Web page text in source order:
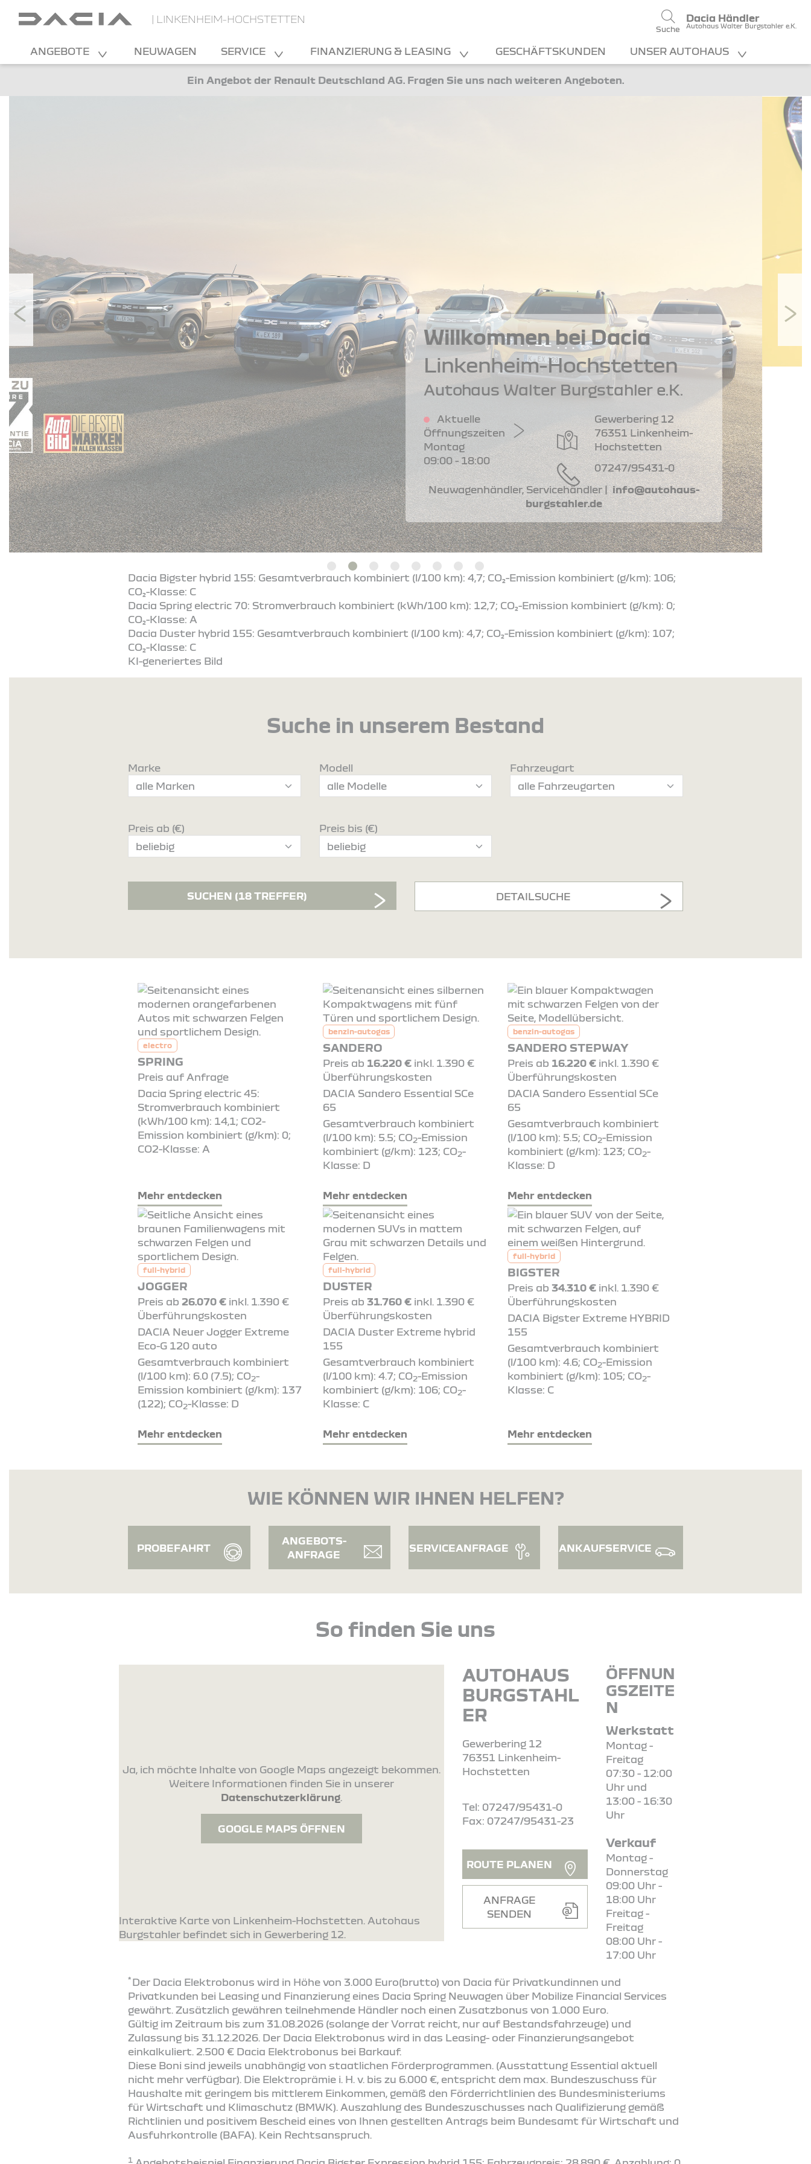
| LINKENHEIM-HOCHSTETTEN
Suche
Dacia Händler
Autohaus Walter Burgstahler e.K.
ANGEBOTE NEUWAGEN SERVICE FINANZIERUNG & LEASING GESCHÄFTSKUNDEN UNSER AUTOHAUS
Ein Angebot der Renault Deutschland AG. Fragen Sie uns nach weiteren Angeboten.
FAHRZEUGBESTAND
Dacia Bigster hybrid 155: Gesamtverbrauch kombiniert (l/100 km): 4,7; CO₂-Emission kombiniert (g/km): 106;
CO₂-Klasse: C
Dacia Spring electric 70: Stromverbrauch kombiniert (kWh/100 km): 12,7; CO₂-Emission kombiniert (g/km): 0;
CO₂-Klasse: A
Dacia Duster hybrid 155: Gesamtverbrauch kombiniert (l/100 km): 4,7; CO₂-Emission kombiniert (g/km): 107;
CO₂-Klasse: C
KI-generiertes Bild
Suche in unserem Bestand
Marke Modell Fahrzeugart
Preis ab (€) Preis bis (€)
SUCHEN (18 TREFFER) DETAILSUCHE
electro
SPRING
Preis auf Anfrage
Dacia Spring electric 45:
Stromverbrauch kombiniert
(kWh/100 km): 14,1; CO2-
Emission kombiniert (g/km): 0;
CO2-Klasse: A
Mehr entdecken
benzin-autogas
SANDERO
Preis ab 16.220 €inkl. 1.390 €
Überführungskosten
DACIA Sandero Essential SCe
65
Gesamtverbrauch kombiniert
(l/100 km): 5.5; CO2-Emission
kombiniert (g/km): 123; CO2-
Klasse: D
Mehr entdecken
benzin-autogas
SANDERO STEPWAY
Preis ab 16.220 € inkl. 1.390 €
Überführungskosten
DACIA Sandero Essential SCe
65
Gesamtverbrauch kombiniert
(l/100 km): 5.5; CO2-Emission
kombiniert (g/km): 123; CO2-
Klasse: D
Mehr entdecken
full-hybrid
JOGGER
Preis ab 26.070 € inkl. 1.390 €
Überführungskosten
DACIA Neuer Jogger Extreme
Eco-G 120 auto
Gesamtverbrauch kombiniert
(l/100 km): 6.0 (7.5); CO2-
Emission kombiniert (g/km): 137
(122); CO2-Klasse: D
Mehr entdecken
full-hybrid
DUSTER
Preis ab 31.760 €inkl. 1.390 €
Überführungskosten
DACIA Duster Extreme hybrid
155
Gesamtverbrauch kombiniert
(l/100 km): 4.7; CO2-Emission
kombiniert (g/km): 106; CO2-
Klasse: C
Mehr entdecken
full-hybrid
BIGSTER
Preis ab 34.310 € inkl. 1.390 €
Überführungskosten
DACIA Bigster Extreme HYBRID
155
Gesamtverbrauch kombiniert
(l/100 km): 4.6; CO2-Emission
kombiniert (g/km): 105; CO2-
Klasse: C
Mehr entdecken
WIE KÖNNEN WIR IHNEN HELFEN?
PROBEFAHRT
ANGEBOTS-
ANFRAGE
SERVICEANFRAGE ANKAUFSERVICE
So finden Sie uns
Ja, ich möchte Inhalte von Google Maps angezeigt bekommen.
Weitere Informationen finden Sie in unserer
Datenschutzerklärung.
GOOGLE MAPS ÖFFNEN
Interaktive Karte von Linkenheim-Hochstetten. Autohaus
Burgstahler befindet sich in Gewerbering 12.
AUTOHAUS
BURGSTAHL
ER
Gewerbering 12
76351 Linkenheim-
Hochstetten
Tel: 07247/95431-0
Fax: 07247/95431-23
ROUTE PLANEN
ANFRAGE
SENDEN
ÖFFNUN
GSZEITE
N
Werkstatt
Montag -
Freitag
07:30 - 12:00
Uhr und
13:00 - 16:30
Uhr
Verkauf
Montag -
Donnerstag
09:00 Uhr -
18:00 Uhr
Freitag -
Freitag
08:00 Uhr -
17:00 Uhr
* Der Dacia Elektrobonus wird in Höhe von 3.000 Euro(brutto) von Dacia für Privatkundinnen und
Privatkunden bei Leasing und Finanzierung eines Dacia Spring Neuwagen über Mobilize Financial Services
gewährt. Zusätzlich gewähren teilnehmende Händler noch einen Zusatzbonus von 1.000 Euro.
Gültig im Zeitraum bis zum 31.08.2026 (solange der Vorrat reicht, nur auf Bestandsfahrzeuge) und
Zulassung bis 31.12.2026. Der Dacia Elektrobonus wird in das Leasing- oder Finanzierungsangebot
einkalkuliert. 2.500 € Dacia Elektrobonus bei Barkauf.
Diese Boni sind jeweils unabhängig von staatlichen Förderprogrammen. (Ausstattung Essential aktuell
nicht mehr verfügbar). Die Elektroprämie i. H. v. bis zu 6.000 €, entspricht dem max. Bundeszuschuss für
Haushalte mit geringem bis mittlerem Einkommen, gemäß den Förderrichtlinien des Bundesministeriums
für Wirtschaft und Klimaschutz (BMWK). Auszahlung des Bundeszuschusses nach Qualifizierung gemäß
Richtlinien und positivem Bescheid eines von Ihnen gestellten Antrags beim Bundesamt für Wirtschaft und
Ausfuhrkontrolle (BAFA). Kein Rechtsanspruch.
1